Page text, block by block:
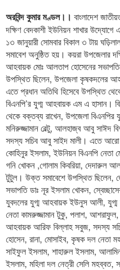
অরবিন্দ কুমার মণ্ডল।। বাংলাদেশ
দক্ষিণ বেদকাশী ইউনিয়ন শাখার
১৩ জানুয়ারী সোমবার বিকাল ৩ টায়
সমাবেশ অনুষ্ঠিত হয়। কয়রা উপজেলার
আহবায়ক মোঃ আলতাপ হোসেনের
উপস্থিত ছিলেন, উপজেলা কৃষকদলের
এতে প্রধান অতিথি হিসেবে উপস্থিত
বিএনপি’র যুগ্ম আহবায়ক এম এ হাসান।
থেকে বক্তব্য রাখেন, উপজেলা
মনিরুজ্জামান বেল্টু, আলহাজ্ব আবু সাঈদ
সদস্য সচিব আবু সাইদ মালী। এতে আরো
কোহিনুর ইসলাম, ইউনিয়ন বিএনপি নেতা
গনি খোকন ,গোলাম কিবরিয়া,
টুটুল। উক্ত সমাবেশে উপস্থিত ছিলেন,
সভাপতি ডাঃ নূর ইসলাম খোকন,
যুবদলের যুগ্ম আহবায়ক ইউনুস আলী,
নেতা কামরুজ্জামান টুকু, পলাশ, আশরাফুল,
আহবায়ক আরিফ বিল্লাহ সবুজ, সদস্য
হোসেন, রানা, মোসাইব, কৃষক দল নেতা
সাইফুল ইসলাম, শাহারুল ইসলাম,
ইসলাম, মহিলা দল নেত্রী সেলি মহব্বত,